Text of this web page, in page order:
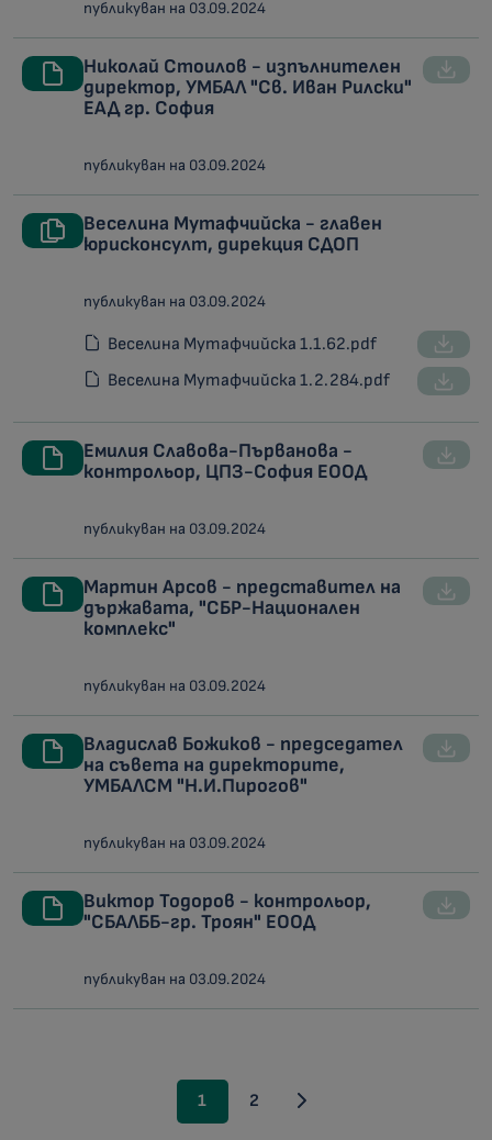
публикуван на 03.09.2024
Николай Стоилов - изпълнителен
директор, УМБАЛ "Св. Иван Рилски"
ЕАД гр. София
публикуван на 03.09.2024
Веселина Мутафчийска - главен
юрисконсулт, дирекция СДОП
публикуван на 03.09.2024
Веселина Мутафчийска 1.1.62.pdf
Веселина Мутафчийска 1.2.284.pdf
Емилия Славова-Първанова -
контрольор, ЦПЗ-София ЕООД
публикуван на 03.09.2024
Мартин Арсов - представител на
държавата, "СБР-Национален
комплекс"
публикуван на 03.09.2024
Владислав Божиков - председател
на съвета на директорите,
УМБАЛСМ "Н.И.Пирогов"
публикуван на 03.09.2024
Виктор Тодоров - контрольор,
"СБАЛББ-гр. Троян" ЕООД
публикуван на 03.09.2024
1 2